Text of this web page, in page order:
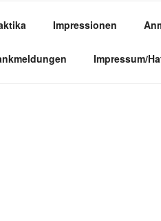
Impressionen
Impressum/